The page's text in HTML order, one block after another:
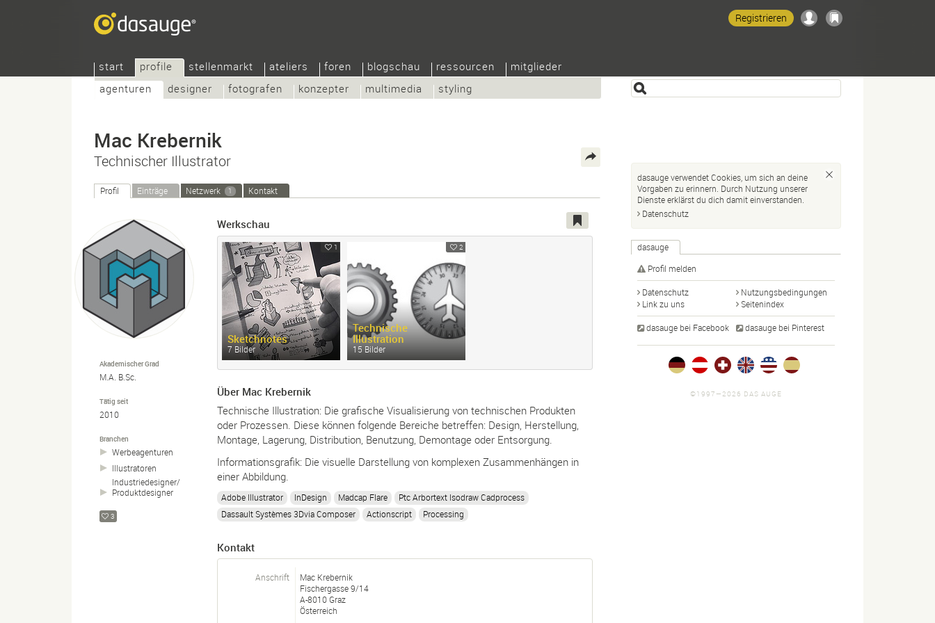
start
profile
agenturen
designer fotografen konzepter multimedia styling
stellenmarkt ateliers foren blogschau ressourcen mitglieder
Registrieren
Mac Krebernik
Technischer Illustrator
Profil Einträge Netzwerk 1 Kontakt
Akademischer Grad
M.A. B.Sc.
Tätig seit
2010
Branchen
Werbeagenturen
Illustratoren
Industriedesigner/
Produktdesigner
3
Werkschau
1
Sketchnotes
7 Bilder
2
Technische
Illustration
15 Bilder
Über Mac Krebernik
Technische Illustration: Die grafische Visualisierung von technischen Produkten
oder Prozessen. Diese können folgende Bereiche betreffen: Design, Herstellung,
Montage, Lagerung, Distribution, Benutzung, Demontage oder Entsorgung.
Informationsgrafik: Die visuelle Darstellung von komplexen Zusammenhängen in
einer Abbildung.
Adobe Illustrator InDesign Madcap Flare
Ptc Arbortext Isodraw Cadprocess
Dassault Systèmes 3Dvia Composer
Actionscript Processing
Kontakt
Anschrift
Mac Krebernik
Fischergasse 9/14
A-8010Graz
Österreich
dasauge verwendet Cookies, um sich an deine
Vorgaben zu erinnern. Durch Nutzung unserer
Dienste erklärst du dich damit einverstanden.
Datenschutz
dasauge
Profil melden
Datenschutz
Nutzungsbedingungen
Link zu uns
Seitenindex
dasauge bei Facebook dasauge bei Pinterest
©1997—2026 DAS AUGE